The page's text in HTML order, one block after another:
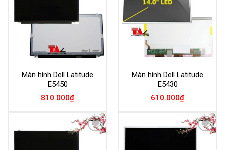
Màn hình Dell Latitude
E5450
810.000₫
Màn hình Dell Latitude
E5430
610.000₫